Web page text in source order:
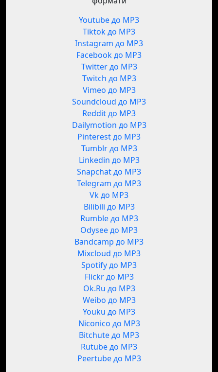
Youtube до MP3
Tiktok до MP3
Instagram до MP3
Facebook до MP3
Twitter до MP3
Twitch до MP3
Vimeo до MP3
Soundcloud до MP3
Reddit до MP3
Dailymotion до MP3
Pinterest до MP3
Tumblr до MP3
Linkedin до MP3
Snapchat до MP3
Telegram до MP3
Vk до MP3
Bilibili до MP3
Rumble до MP3
Odysee до MP3
Bandcamp до MP3
Mixcloud до MP3
Spotify до MP3
Flickr до MP3
Ok.Ru до MP3
Weibo до MP3
Youku до MP3
Niconico до MP3
Bitchute до MP3
Rutube до MP3
Peertube до MP3